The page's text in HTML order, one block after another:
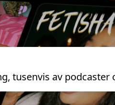
tusenvis av podcaster